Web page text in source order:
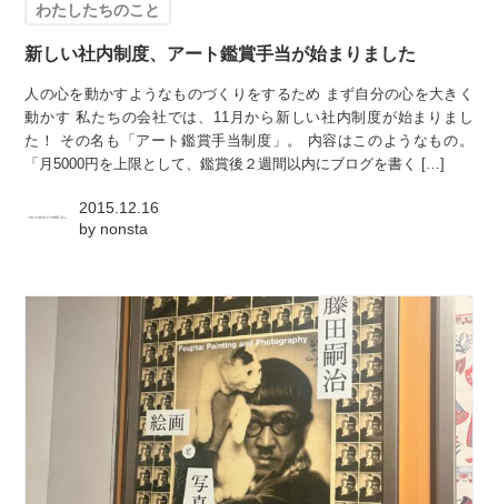
わたしたちのこと
新しい社内制度、アート鑑賞手当が始まりました
人の心を動かすようなものづくりをするため まず自分の心を大きく
動かす 私たちの会社では、11月から新しい社内制度が始まりまし
た！ その名も「アート鑑賞手当制度」。 内容はこのようなもの。
「月5000円を上限として、鑑賞後２週間以内にブログを書く […]
2015.12.16
by nonsta